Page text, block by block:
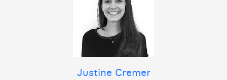
Justine Cremer